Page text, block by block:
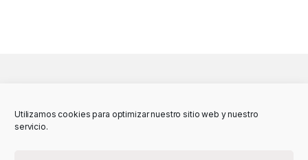
Utilizamos cookies para optimizar nuestro sitio web y nuestro
servicio.